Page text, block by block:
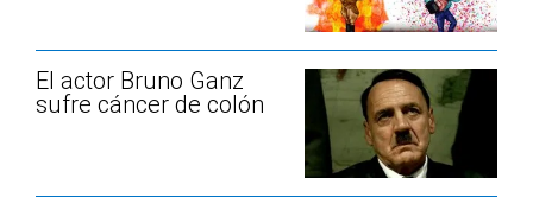
El actor Bruno Ganz
sufre cáncer de colón